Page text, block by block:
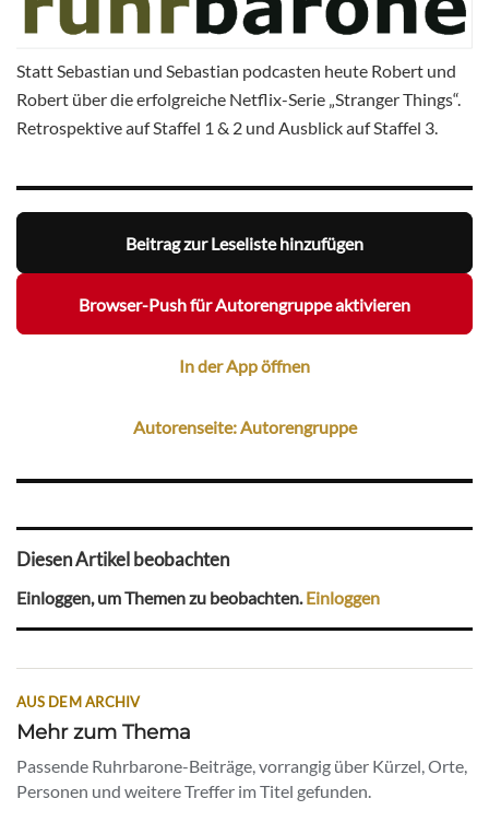
Statt Sebastian und Sebastian podcasten heute Robert und
Robert über die erfolgreiche Netflix-Serie „Stranger Things“.
Retrospektive auf Staffel 1 & 2 und Ausblick auf Staffel 3.
Beitrag zur Leseliste hinzufügen
Browser-Push für Autorengruppe aktivieren
In der App öffnen
Autorenseite: Autorengruppe
Diesen Artikel beobachten
Einloggen, um Themen zu beobachten.Einloggen
AUS DEM ARCHIV
Mehr zum Thema
Passende Ruhrbarone-Beiträge, vorrangig über Kürzel, Orte,
Personen und weitere Treffer im Titel gefunden.